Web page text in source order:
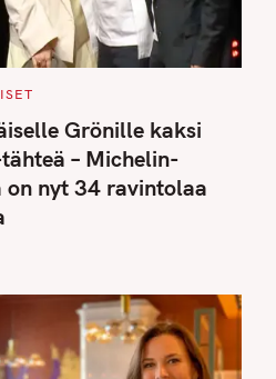
Grönille kaksi
– Michelin-
on nyt 34 ravintolaa